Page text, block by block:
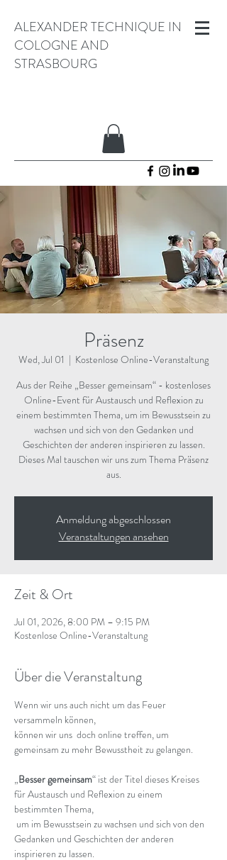
ALEXANDER TECHNIQUE IN
COLOGNE AND
STRASBOURG
Präsenz
Wed, Jul 01
  |
Kostenlose Online-Veranstaltung
Aus der Reihe „Besser gemeinsam“ - kostenloses
Online-Event für Austausch und Reflexion zu
einem bestimmten Thema, um im Bewusstsein zu
wachsen und sich von den Gedanken und
Geschichten der anderen inspirieren zu lassen.
Dieses Mal tauschen wir uns zum Thema Präsenz
aus.
Anmeldung abgeschlossen
Veranstaltungen ansehen
Zeit & Ort
Jul 01, 2026, 8:00 PM – 9:15 PM
Kostenlose Online-Veranstaltung
Über die Veranstaltung
Wenn wir uns auch nicht um das Feuer
versammeln können,
können wir uns  doch online treffen, um
gemeinsam zu mehr Bewusstheit zu gelangen.
„Besser gemeinsam“ ist der Titel dieses Kreises
für Austausch und Reflexion zu einem
bestimmten Thema,
Gedanken und Geschichten der anderen
inspirieren zu lassen.